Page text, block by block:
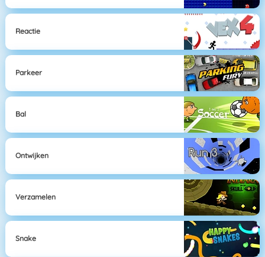
Reactie
Parkeer
Bal
Ontwijken
Verzamelen
Snake